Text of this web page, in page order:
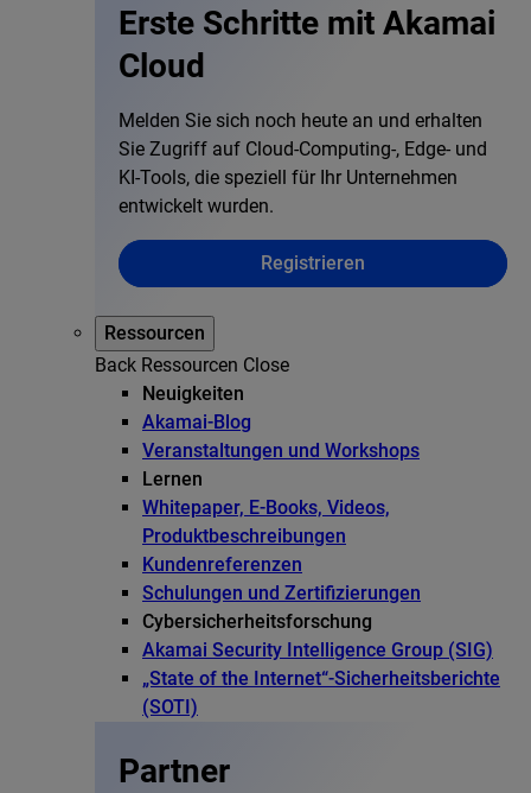
Erste Schritte mit Akamai
Cloud
Melden Sie sich noch heute an und erhalten
Sie Zugriff auf Cloud-Computing-, Edge- und
KI-Tools, die speziell für Ihr Unternehmen
entwickelt wurden.
Registrieren
Ressourcen
Back Ressourcen Close
Neuigkeiten
Akamai-Blog
Veranstaltungen und Workshops
Lernen
Whitepaper, E-Books, Videos,
Produktbeschreibungen
Kundenreferenzen
Schulungen und Zertifizierungen
Cybersicherheitsforschung
Akamai Security Intelligence Group (SIG)
„State of the Internet“-Sicherheitsberichte
(SOTI)
Partner